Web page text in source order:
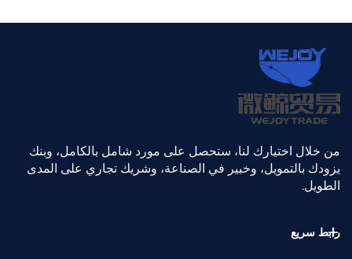
من خلال اختيارك لنا، ستحصل على مورد شامل بالكامل، وبنك
يزودك بالتمويل، وخبير في الصناعة، وشريك تجاري على المدى
الطويل.
رابط سريع